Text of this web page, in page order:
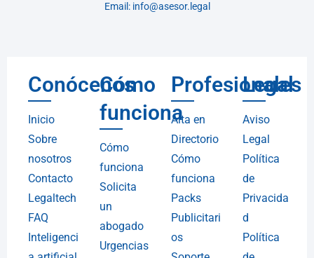
Email: info@asesor.legal
Conócenos
Inicio
Sobre
nosotros
Contacto
Legaltech
FAQ
Inteligenci
Cómo
funciona
Cómo
funciona
Solicita
un
abogado
Urgencias
Profesionales
Alta en
Directorio
Cómo
funciona
Packs
Publicitari
os
Legal
Aviso
Legal
Política
de
Privacida
d
Política